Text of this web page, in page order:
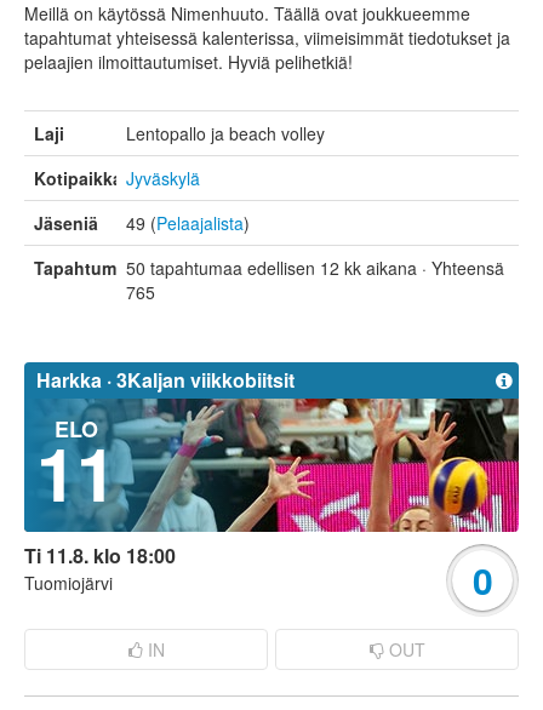
Meillä on käytössä Nimenhuuto. Täällä ovat joukkueemme
tapahtumat yhteisessä kalenterissa, viimeisimmät tiedotukset ja
pelaajien ilmoittautumiset. Hyviä pelihetkiä!
Laji
Lentopallo ja beach volley
Kotipaikka Jyväskylä
Jäseniä
49 (Pelaajalista)
Tapahtumat50 tapahtumaa edellisen 12 kk aikana · Yhteensä
765
Harkka ·3Kaljan viikkobiitsit
ELO
11
0
Ti 11.8. klo 18:00
Tuomiojärvi
IN OUT